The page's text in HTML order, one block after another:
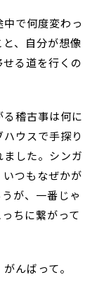
で何度変わっ
、自分が想像
る道を行くの
稽古事は何に
ウスで手探り
した。シンガ
つもなぜかが
が、一番じゃ
ちに繋がって
んばって。